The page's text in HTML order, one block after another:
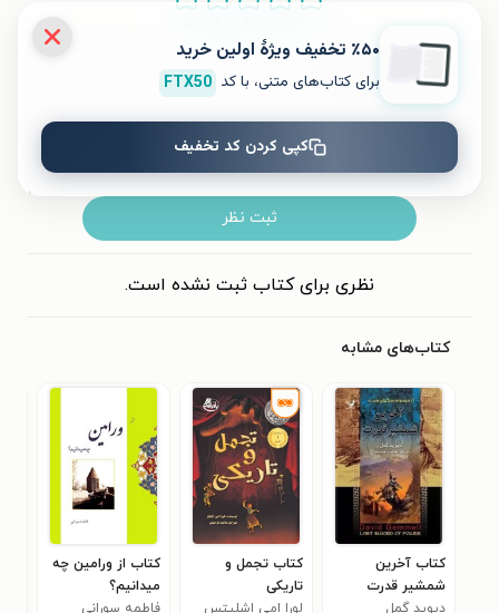
ثبت نظر
نظری برای کتاب ثبت نشده است.
کتاب‌های مشابه
کتاب آخرین
شمشیر قدرت
دیوید گمل
کتاب تجمل و
تاریکی
لورا امی اشلیتس
کتاب از ورامین چه
میدانیم؟
فاطمه سورانی
٪۵۰ تخفیف ویژۀ اولین خرید
برای کتاب‌های متنی، با کد FTX50
کپی کردن کد تخفیف